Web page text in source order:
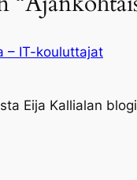
– IT-kouluttajat
Eija Kallialan